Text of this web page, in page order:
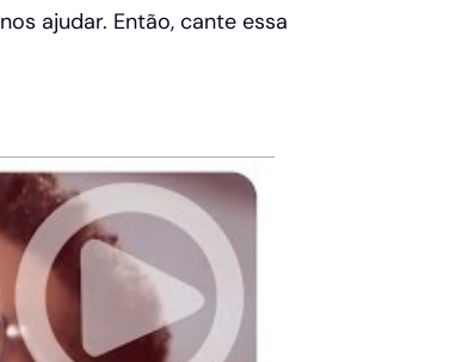
ajudar. Então, cante essa